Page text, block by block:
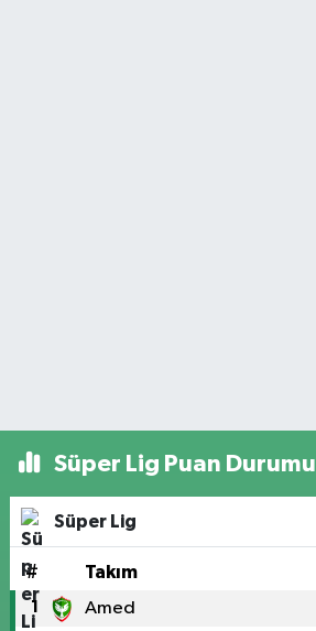
Süper Lig Puan Durumu
Süper Lig
# Takım
1 Amed